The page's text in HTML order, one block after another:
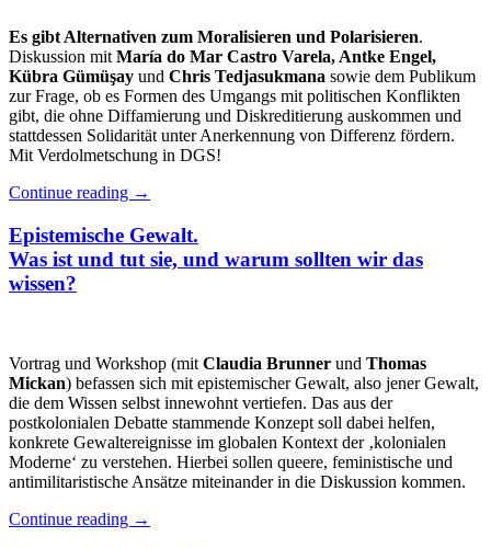
Es gibt Alternativen zum Moralisieren und Polarisieren.
Diskussion mitMaría do Mar Castro Varela, Antke Engel,
Kübra Gümüşay und Chris Tedjasukmana sowie dem Publikum
zur Frage, ob es Formen des Umgangs mit politischen Konflikten
gibt, die ohne Diffamierung und Diskreditierung auskommen und
stattdessen Solidarität unter Anerkennung von Differenz fördern.
Mit Verdolmetschung in DGS!
Continue reading →
Epistemische Gewalt.
Was ist und tut sie, und warum sollten wir das
wissen?
Vortrag und Workshop (mit Claudia Brunner und Thomas
Mickan) befassen sich mit epistemischer Gewalt, also jener Gewalt,
die dem Wissen selbst innewohnt vertiefen. Das aus der
postkolonialen Debatte stammende Konzept soll dabei helfen,
konkrete Gewaltereignisse im globalen Kontext der ‚kolonialen
Moderne‘ zu verstehen. Hierbei sollen queere, feministische und
antimilitaristische Ansätze miteinander in die Diskussion kommen.
Continue reading →